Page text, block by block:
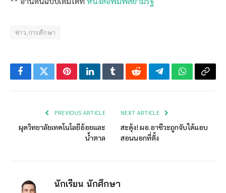
ข่าว,การศึกษา
FacebookTwitterPinterestLinkedInTumblrRedditTelegramWhatsApp
Copy
PREVIOUS ARTICLE
ผุดวิทยาลัยเทคโนโลยีอ้อยและ
น้ำตาล
NEXT ARTICLE
สะดุ้ง! ผอ.อาชีวะถูกจับได้แอบ
สอนนอกที่ตั้ง
นักเรียน นักศึกษา